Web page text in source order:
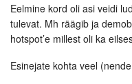
Eelmine kord oli asi veidi
tulevat. Mh räägib ja
hotspot’e millest oli ka
Esinejate kohta veel